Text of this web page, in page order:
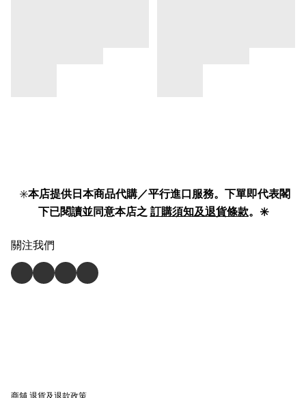
✳️本店提供日本商品代購／平行進口服務。下單即代表閣
下已閱讀並同意本店之 訂購須知及退貨條款。✳️
關注我們
商舖 退貨及退款政策